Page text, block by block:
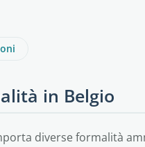
in Belgio
diverse formalità